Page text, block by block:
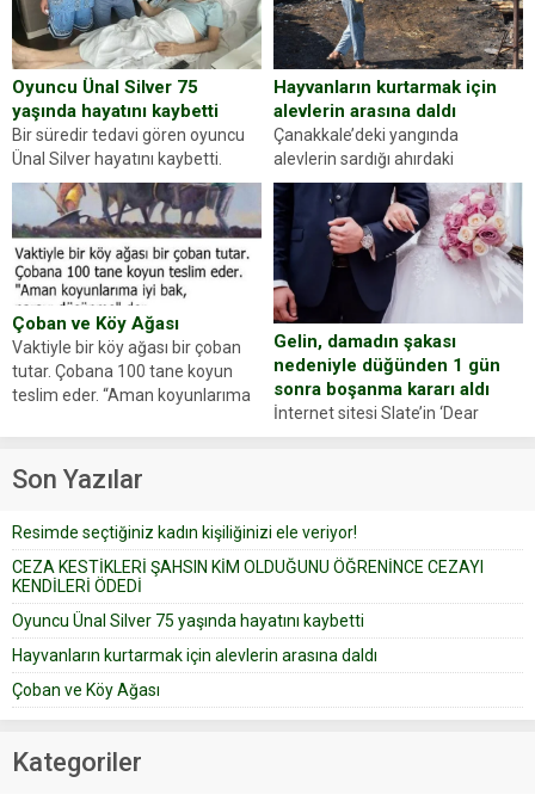
Abdurrahman Ö.nün verdiği
evraklarda eksik olduğunu...
Oyuncu Ünal Silver 75
yaşında hayatını kaybetti
Bir süredir tedavi gören oyuncu
Ünal Silver hayatını kaybetti.
Haberi, oyuncunun menajerlik
ajansı duyurdu. Renda Güner,
sosyal medya hesabında “Usta
Oyuncumuz ve çok değerli
dostumuz...
Hayvanların kurtarmak için
alevlerin arasına daldı
Çanakkale’deki yangında
alevlerin sardığı ahırdaki
hayvanlarını kurtarmak isteyen
Zeki Demir (66) ölümden döndü.
Yüzünde ve ellerinde yanıklar
oluşan Demir, kâbus dolu anları
anlattı… Merkeze bağlı...
Çoban ve Köy Ağası
Vaktiyle bir köy ağası bir çoban
tutar. Çobana 100 tane koyun
teslim eder. “Aman koyunlarıma
Çoban koyunları alır gider. Aylar...
Gelin, damadın şakası
nedeniyle düğünden 1 gün
sonra boşanma kararı aldı
İnternet sitesi Slate’in ‘Dear
Prudence’ isimli tavsiye köşesine
yapıştırdığı için düğünden...
Son Yazılar
Resimde seçtiğiniz kadın kişiliğinizi ele veriyor!
CEZA KESTİKLERİ ŞAHSIN KİM OLDUĞUNU ÖĞRENİNCE CEZAYI
KENDİLERİ ÖDEDİ
Oyuncu Ünal Silver 75 yaşında hayatını kaybetti
Hayvanların kurtarmak için alevlerin arasına daldı
Çoban ve Köy Ağası
Kategoriler